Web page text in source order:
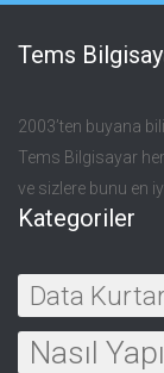
Tems
2003’ten buyana
Tems Bilgisayar
ve sizlere bunu en
Kategoriler
Data
Nasıl